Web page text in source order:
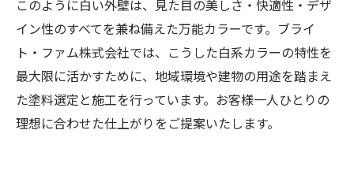
このように白い外壁は、見た目の美しさ・快適性・デザ
イン性のすべてを兼ね備えた万能カラーです。ブライ
ト・ファム株式会社では、こうした白系カラーの特性を
最大限に活かすために、地域環境や建物の用途を踏まえ
た塗料選定と施工を行っています。お客様一人ひとりの
理想に合わせた仕上がりをご提案いたします。